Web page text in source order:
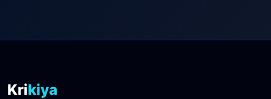
Krikiya